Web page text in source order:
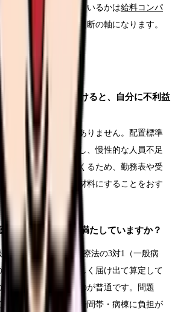
担に給与が見合っているかは給料コンパ
どちらの場面でも判断の軸になります。
ない病院で働き続けると、自分に不利益
問われるものではありません。配置標準
の義務です。ただし、慢性的な人員不足
して自分に返ってくるため、勤務表や受
場に改善を求める材料にすることをおす
療法の標準は必ず満たしていますか？
の7対1・10対1は医療法の3対1（一般病
、入院基本料を正しく届け出て算定して
準は満たしているのが普通です。問題
る場合や、特定の時間帯・病棟に負担が